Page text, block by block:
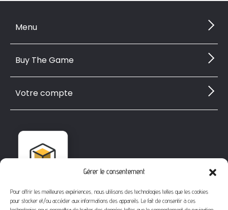
Gérer le consentement
Pour offrir les meilleures expériences, nous utilisons des technologies telles que les cookies
pour stocker et/ou accéder aux informations des appareils. Le fait de consentir à ces
Menu
Buy The Game
Votre compte